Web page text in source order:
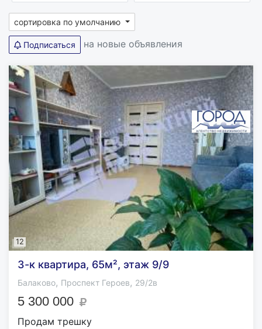
сортировка по умолчанию
Подписаться на новые объявления
12
3-к квартира, 65м², этаж 9/9
Балаково, Проспект Героев, 29/2в
5 300 000
Продам трешку